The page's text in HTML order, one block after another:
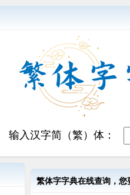
输入汉字简（繁）体：
繁体字字典在线查询，